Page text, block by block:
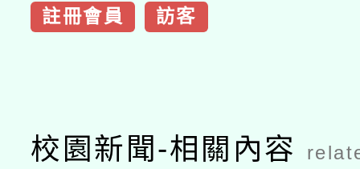
註冊會員 訪客
校園新聞-相關內容